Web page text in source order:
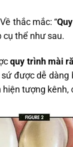
thắc mắc: “
cụ thể như sau.
quy trình mài
được dễ dàng
tượng kênh,